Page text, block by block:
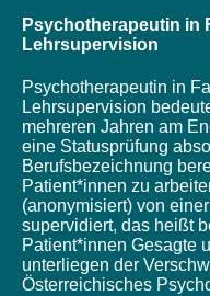
Psychotherapeutin in
Lehrsupervision
Psychotherapeutin in
Lehrsupervision
mehreren Jahren am
eine Statusprüfung
Berufsbezeichnung
Patient*innen zu
(anonymisiert) von
supervidiert, das heißt
Patient*innen Gesagte
unterliegen der
Österreichisches